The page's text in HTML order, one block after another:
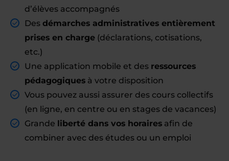
d’élèves accompagnés
Des démarches administratives entièrement
prises en charge (déclarations, cotisations,
etc.)
Une application mobile et des ressources
pédagogiques à votre disposition
Vous pouvez aussi assurer des cours collectifs
(en ligne, en centre ou en stages de vacances)
Grande liberté dans vos horaires afin de
combiner avec des études ou un emploi